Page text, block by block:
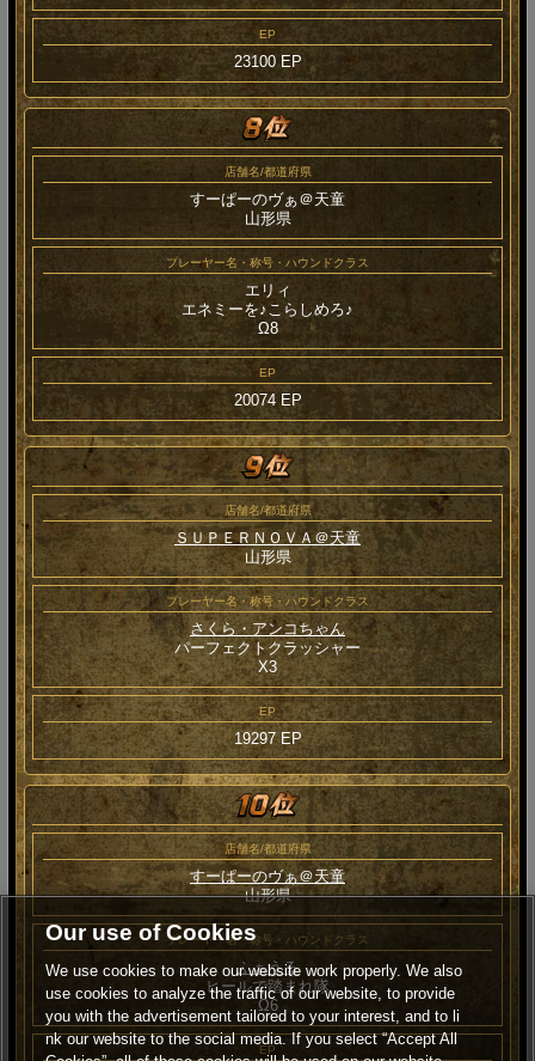
EP
23100 EP
店舗名/都道府県
すーぱーのヴぁ＠天童
山形県
プレーヤー名・称号・ハウンドクラス
エリィ
エネミーを♪こらしめろ♪
Ω8
EP
20074 EP
店舗名/都道府県
ＳＵＰＥＲＮＯＶＡ＠天童
山形県
プレーヤー名・称号・ハウンドクラス
さくら・アンコちゃん
パーフェクトクラッシャー
Χ3
EP
19297 EP
店舗名/都道府県
すーぱーのヴぁ＠天童
山形県
プレーヤー名・称号・ハウンドクラス
ふぁうる
ヒールで踏まれ隊
Ω6
EP
Our use of Cookies
We use cookies to make our website work properly. We also
use cookies to analyze the traffic of our website, to provide
you with the advertisement tailored to your interest, and to li
nk our website to the social media. If you select “Accept All